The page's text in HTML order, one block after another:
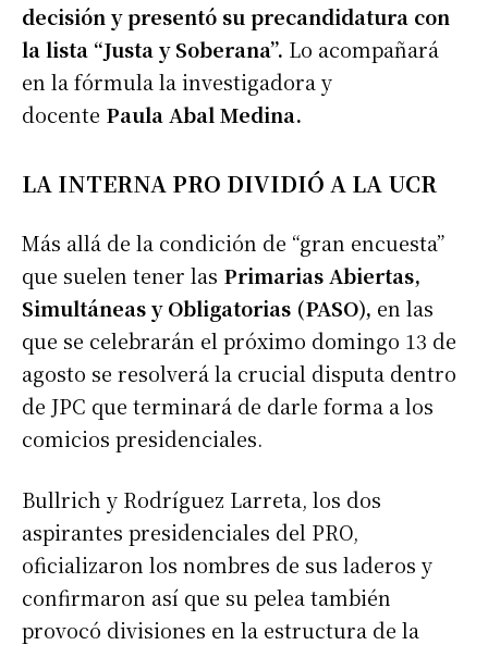
decisión y presentó su precandidatura con
la lista “Justa y Soberana”. Lo acompañará
en la fórmula la investigadora y
docente Paula Abal Medina.
LA INTERNA PRO DIVIDIÓ A LA UCR
Más allá de la condición de “gran encuesta”
que suelen tener las Primarias Abiertas,
Simultáneas y Obligatorias (PASO), en las
que se celebrarán el próximo domingo 13 de
agosto se resolverá la crucial disputa dentro
de JPC que terminará de darle forma a los
comicios presidenciales.
Bullrich y Rodríguez Larreta, los dos
aspirantes presidenciales del PRO,
oficializaron los nombres de sus laderos y
confirmaron así que su pelea también
provocó divisiones en la estructura de la